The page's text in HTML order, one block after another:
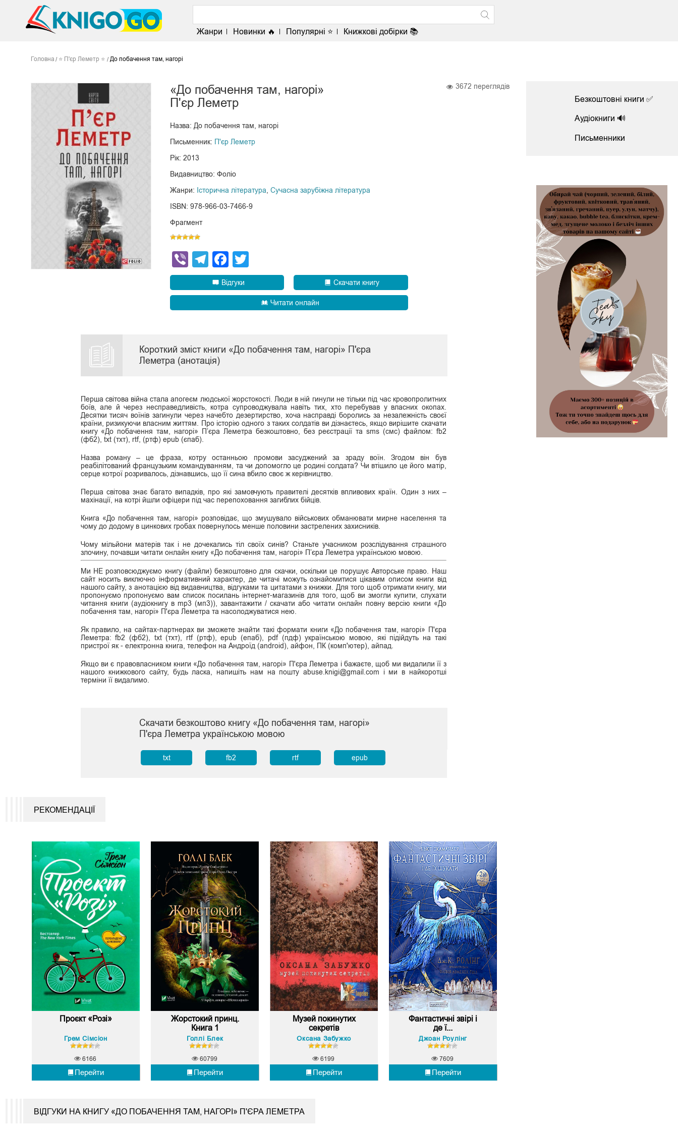
Жанри Новинки 🔥 Популярні ⭐ Книжкові добірки 📚
<
Головна ⭐ П'єр Леметр ⭐ До побачення там, нагорі
«До побачення там, нагорі»
П'єр Леметр
Назва: До побачення там, нагорі
Письменник: П'єр Леметр
Рік: 2013
Видавництво: Фоліо
Жанри: Історична література Сучасна зарубіжна література
ISBN: 978-966-03-7466-9
Фрагмент
ViberTelegram
Facebook
Відгуки Скачати книгу
Читати онлайн
3672 переглядів
Короткий зміст книги «До побачення там, нагорі» П'єра
Леметра (анотація)
Перша світова війна стала апогеєм людської жорстокості. Люди в ній гинули не тільки під час кровопролитних
боїв, але й через несправедливість, котра супроводжувала навіть тих, хто перебував у власних окопах.
Десятки тисяч воїнів загинули через начебто дезертирство, хоча насправді боролись за незалежність своєї
країни, ризикуючи власним життям. Про історію одного з таких солдатів ви дізнаєтесь, якщо вирішите скачати
книгу «До побачення там, нагорі» П’єра Леметра безкоштовно, без реєстрації та sms (смс) файлом: fb2
(фб2), txt (тхт), rtf, (ртф) epub (єпаб).
Назва роману – це фраза, котру останньою промови засуджений за зраду воїн. Згодом він був
реабілітований французьким командуванням, та чи допомогло це родині солдата? Чи втішило це його матір,
серце котрої розривалось, дізнавшись, що її сина вбило своє ж керівництво.
Перша світова знає багато випадків, про які замовчують правителі десятків впливових країн. Один з них –
махінації, на котрі йшли офіцери під час перепоховання загиблих бійців.
Книга «До побачення там, нагорі» розповідає, що змушувало військових обманювати мирне населення та
чому до додому в цинкових гробах повернулось менше половини застрелених захисників.
Чому мільйони матерів так і не дочекались тіл своїх синів? Станьте учасником розслідування страшного
злочину, почавши читати онлайн книгу «До побачення там, нагорі» П’єра Леметра українською мовою.
Ми НЕ розповсюджуємо книгу (файли) безкоштовно для скачки, оскільки це порушує Авторське право. Наш
сайт носить виключно інформативний характер, де читачі можуть ознайомитися цікавим описом книги від
нашого сайту, з анотацією від видавництва, відгуками та цитатами з книжки. Для того щоб отримати книгу, ми
пропонуємо пропонуємо вам список посилань інтернет-магазинів для того, щоб ви змогли купити, слухати
читання книги (аудіокнигу в mp3 (мп3)), завантажити / скачати або читати онлайн повну версію книги «До
побачення там, нагорі» П'єра Леметра та насолоджуватися нею.
Як правило, на сайтах-партнерах ви зможете знайти такі формати книги «До побачення там, нагорі» П'єра
Леметра: fb2 (фб2), txt (тхт), rtf (ртф), epub (епаб), pdf (пдф) українською мовою, які підійдуть на такі
пристрої як - електронна книга, телефон на Андроїд (android), айфон, ПК (комп'ютер), айпад.
Якщо ви є правовласником книги «До побачення там, нагорі» П'єра Леметра і бажаєте, щоб ми видалили її з
нашого книжкового сайту, будь ласка, напишіть нам на пошту abuse.knigi@gmail.com і ми в найкоротші
терміни її видалимо.
Скачати безкоштово книгу «До побачення там, нагорі»
П'єра Леметра українською мовою
txt fb2 rtf epub
РЕКОМЕНДАЦІЇ
Проєкт «Розі»
Грем Сімсіон
Перейти
6166
Жорстокий принц.
Книга 1
Голлі Блек
Перейти
60799
Музей покинутих
секретів
Оксана Забужко
Перейти
6199
Фантастичні звірі і
де ї...
Джоан Роулінг
Перейти
7609
ВІДГУКИ НА КНИГУ «ДО ПОБАЧЕННЯ ТАМ, НАГОРІ» П'ЄРА ЛЕМЕТРА
Безкоштовні книги ✅
Аудіокниги 🔊
Письменники